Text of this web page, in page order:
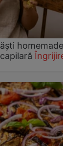
homemade